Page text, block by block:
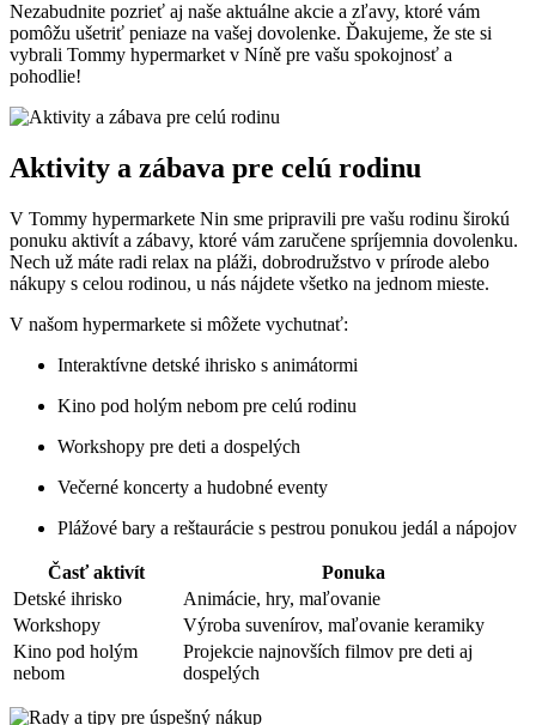
Nezabudnite pozrieť aj naše aktuálne akcie a zľavy, ktoré vám
pomôžu ušetriť peniaze na vašej dovolenke. Ďakujeme, že ste si
vybrali Tommy hypermarket v Níně pre vašu spokojnosť a
pohodlie!
Aktivity a zábava pre celú rodinu
V Tommy hypermarkete Nin sme pripravili pre vašu rodinu širokú
ponuku aktivít a zábavy, ktoré vám zaručene spríjemnia dovolenku.
Nech už máte radi relax na pláži, dobrodružstvo v prírode alebo
nákupy s celou rodinou, u nás nájdete všetko na jednom mieste.
V našom hypermarkete si môžete vychutnať:
Interaktívne detské ihrisko s animátormi
Kino pod holým nebom pre celú rodinu
Workshopy pre deti a dospelých
Večerné koncerty a hudobné eventy
Plážové bary a reštaurácie s pestrou ponukou jedál a nápojov
Časť aktivít
Ponuka
Detské ihrisko
Animácie, hry, maľovanie
Workshopy
Výroba suvenírov, maľovanie keramiky
Kino pod holým
nebom
Projekcie najnovších filmov pre deti aj
dospelých